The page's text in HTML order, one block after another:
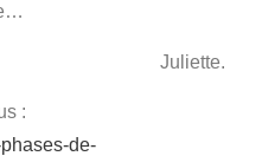
Juliette.
:
de-